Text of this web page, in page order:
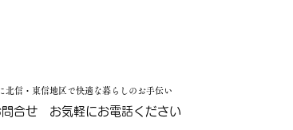
北信・東信地区で快適な暮らしのお手伝い
問合せ​ お気軽にお電話ください